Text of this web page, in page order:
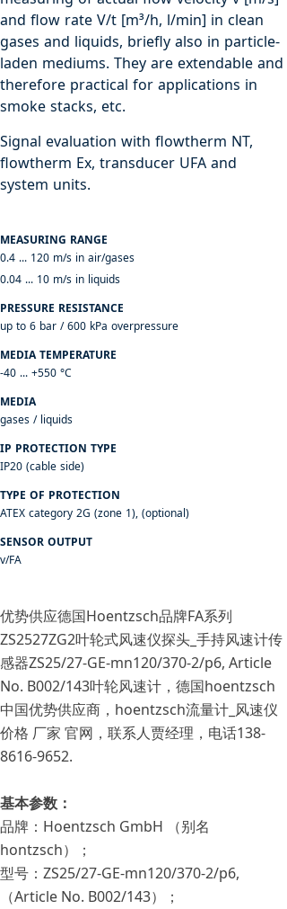
and flow rate V/t [m³/h, l/min] in clean
gases and liquids, briefly also in particle-
laden mediums. They are extendable and
therefore practical for applications in
smoke stacks, etc.
Signal evaluation with flowtherm NT,
flowtherm Ex, transducer UFA and
system units.
MEASURING RANGE
0.4 ... 120 m/s in air/gases
0.04 ... 10 m/s in liquids
PRESSURE RESISTANCE
up to 6 bar / 600 kPa overpressure
MEDIA TEMPERATURE
-40 ... +550 °C
MEDIA
gases / liquids
IP PROTECTION TYPE
IP20 (cable side)
TYPE OF PROTECTION
ATEX category 2G (zone 1), (optional)
SENSOR OUTPUT
v/FA
优势供应德国Hoentzsch品牌FA系列
ZS2527ZG2叶轮式风速仪探头_手持风速计传
感器ZS25/27-GE-mn120/370-2/p6, Article
No. B002/143叶轮风速计，德国hoentzsch
中国优势供应商，hoentzsch流量计_风速仪
价格 厂家 官网，联系人贾经理，电话138-
8616-9652.
基本参数：
品牌：Hoentzsch GmbH （别名
hontzsch）；
型号：ZS25/27-GE-mn120/370-2/p6,
（Article No. B002/143）；